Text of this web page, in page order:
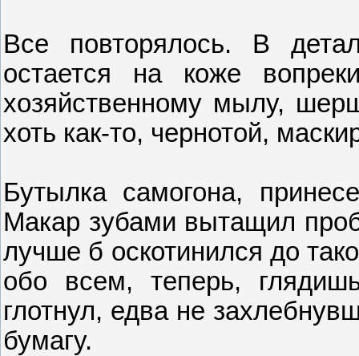
Все повторялось. В
остается на коже
хозяйственному мылу,
хоть как-то, чернотой,
Бутылка самогона,
Макар зубами вытащил
лучше б оскотинился до
обо всем, теперь,
глотнул, едва не
бумагу.